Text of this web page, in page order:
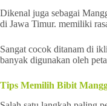
Dikenal juga sebagai
di Jawa Timur. memiliki
Sangat cocok ditanam di
banyak digunakan oleh
Tips Memilih Bibit